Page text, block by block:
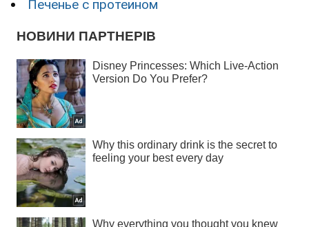
Печенье с протеином